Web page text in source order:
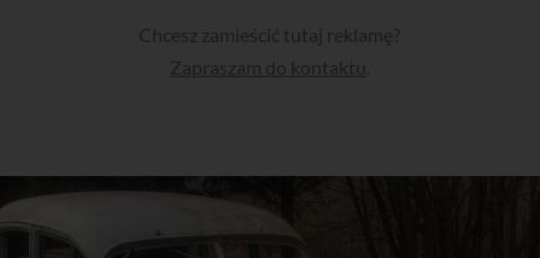
Chcesz zamieścić tutaj reklamę?
Zapraszam do kontaktu